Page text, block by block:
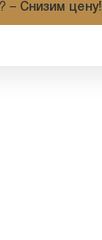
– Снизим цену!